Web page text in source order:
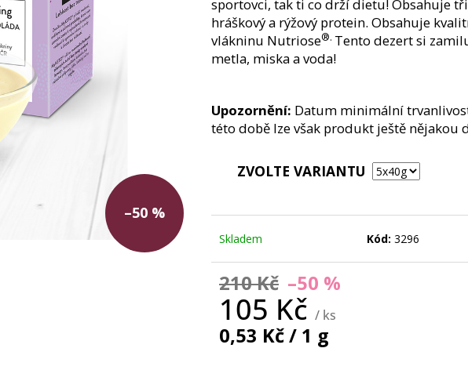
sportovci, tak ti co drží dietu! Obsahuje
hráškový a rýžový protein. Obsahuje
vlákninu Nutriose®. Tento dezert si
metla, miska a voda!
Upozornění: Datum minimální
této době lze však produkt ještě nějakou
ZVOLTE VARIANTU
Skladem Kód: 3296
210 Kč –50 %
105 Kč / ks
Měrná
0,53 Kč / 1 g
–50 %
FATBURN DOPLNĚK STRAVY
147,60 Kč
SÓJOVÝ PROTEIN IZOLÁT 90%
OCHUCENÍ 800G
149 Kč